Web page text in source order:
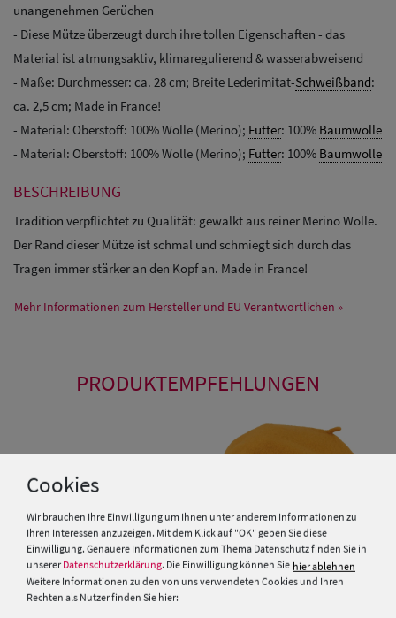
unangenehmen Gerüchen
- Diese Mütze überzeugt durch ihre tollen Eigenschaften - das
Material ist atmungsaktiv, klimaregulierend & wasserabweisend
- Maße: Durchmesser: ca. 28 cm; Breite Lederimitat-Schweißband:
ca. 2,5 cm; Made in France!
- Material: Oberstoff: 100% Wolle (Merino); Futter: 100% Baumwolle
- Material: Oberstoff: 100% Wolle (Merino); Futter: 100% Baumwolle
BESCHREIBUNG
Tradition verpflichtet zu Qualität: gewalkt aus reiner Merino Wolle.
Der Rand dieser Mütze ist schmal und schmiegt sich durch das
Tragen immer stärker an den Kopf an. Made in France!
Mehr Informationen zum Hersteller und EU Verantwortlichen »
PRODUKTEMPFEHLUNGEN
Cookies
Wir brauchen Ihre Einwilligung um Ihnen unter anderem Informationen zu
Ihren Interessen anzuzeigen. Mit dem Klick auf "OK" geben Sie diese
Einwilligung. Genauere Informationen zum Thema Datenschutz finden Sie in
unserer Datenschutzerklärung. Die Einwilligung können Sie hier ablehnen
Weitere Informationen zu den von uns verwendeten Cookies und Ihren
Rechten als Nutzer finden Sie hier: